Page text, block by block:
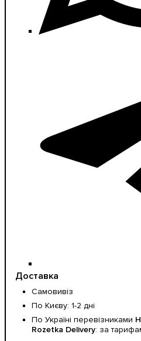
Доставка
Самовивіз
По Києву: 1-2 дні
По Україні перевізниками
Rozetka Delivery: за